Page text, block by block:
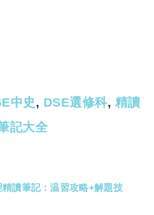
k
p
中史, DSE選修科, 精讀
記大全
讀筆記：温習攻略+解題技